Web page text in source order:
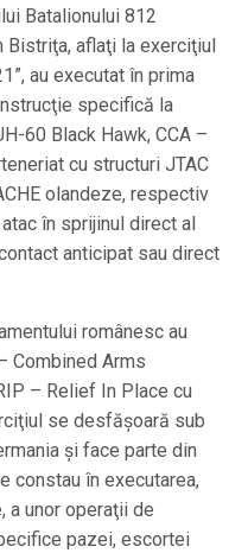
Batalionului 812
Bistriţa, aflaţi la exerciţiul
au executat în prima
specifică la
60 Black Hawk, CCA –
cu structuri JTAC
olandeze, respectiv
în sprijinul direct al
anticipat sau direct
românesc au
Combined Arms
– Relief In Place cu
se desfăşoară sub
şi face parte din
constau în executarea,
a unor operaţii de
pazei, escortei